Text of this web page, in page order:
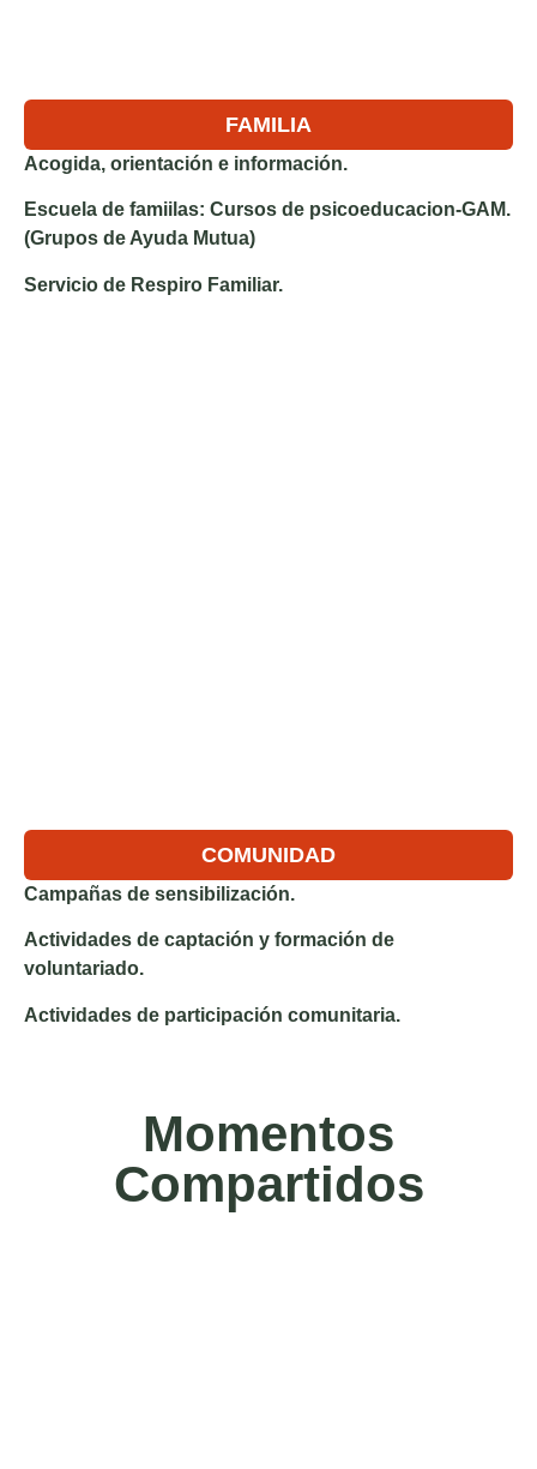
FAMILIA
Acogida, orientación e información.
Escuela de famiilas: Cursos de psicoeducacion-GAM.
(Grupos de Ayuda Mutua)
Servicio de Respiro Familiar.
COMUNIDAD
Campañas de sensibilización.
Actividades de captación y formación de
voluntariado.
Actividades de participación comunitaria.
Momentos
Compartidos